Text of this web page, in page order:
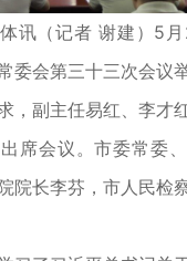
（记者 谢建）5月
委会第三十三次会议
，副主任易红、李才
席会议。市委常委
院长李芬，市人民检